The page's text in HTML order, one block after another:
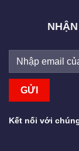
Kết nối với